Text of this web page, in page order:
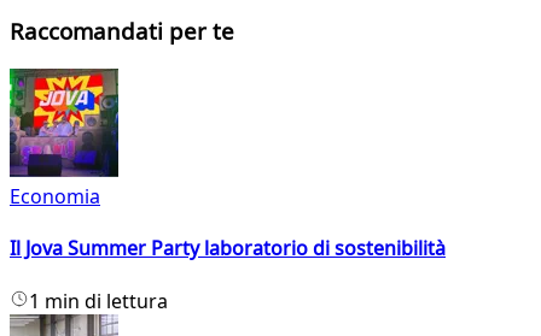
Raccomandati per te
Economia
Il Jova Summer Party laboratorio di sostenibilità
1 min di lettura